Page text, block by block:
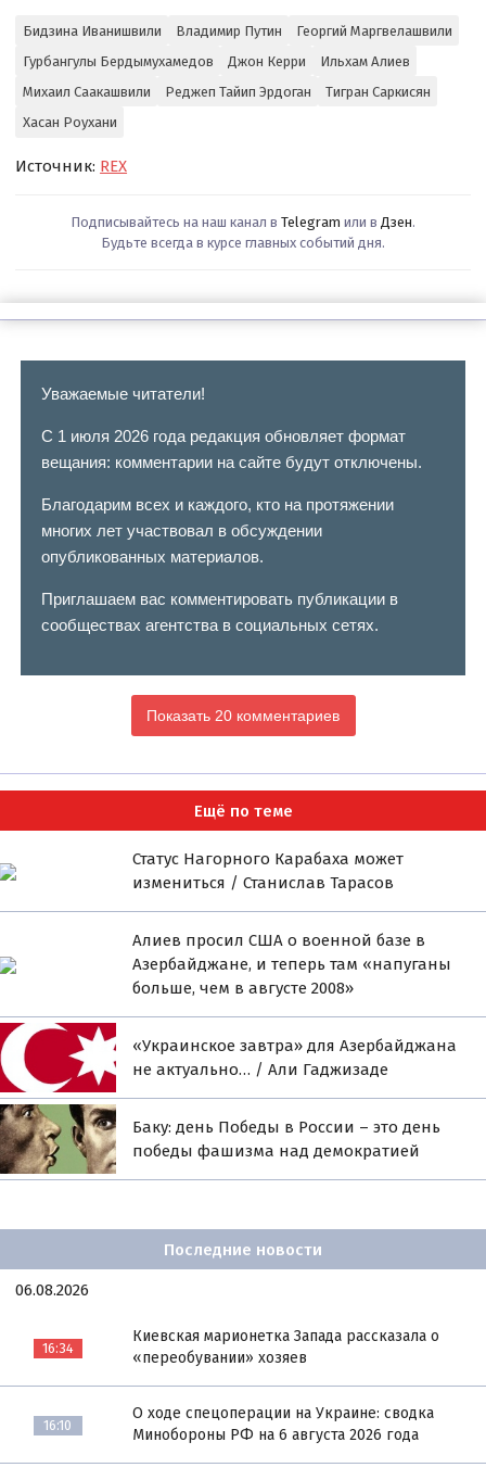
Бидзина Иванишвили Владимир Путин
Георгий Маргвелашвили
Гурбангулы Бердымухамедов
Джон Керри
Ильхам Алиев
Михаил Саакашвили
Реджеп Тайип Эрдоган
Тигран Саркисян
Хасан Роухани
Источник: REX
Подписывайтесь на наш канал в Telegram или в Дзен.
Будьте всегда в курсе главных событий дня.
Уважаемые читатели!
С 1 июля 2026 года редакция обновляет формат
вещания: комментарии на сайте будут отключены.
Благодарим всех и каждого, кто на протяжении
многих лет участвовал в обсуждении
опубликованных материалов.
Приглашаем вас комментировать публикации в
сообществах агентства в социальных сетях.
Показать 20 комментариев
Ещё по теме
Статус Нагорного Карабаха может
измениться / Станислав Тарасов
Алиев просил США о военной базе в
Азербайджане, и теперь там «напуганы
больше, чем в августе 2008»
«Украинское завтра» для Азербайджана
не актуально… / Али Гаджизаде
Баку: день Победы в России – это день
победы фашизма над демократией
Последние новости
06.08.2026
16:34
Киевская марионетка Запада рассказала о
«переобувании» хозяев
16:10
О ходе спецоперации на Украине: сводка
Минобороны РФ на 6 августа 2026 года